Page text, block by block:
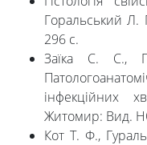
Горальський
296 с.
Заїка С. С.,
інфекційних
Житомир: Вид.
Кот Т. Ф.,